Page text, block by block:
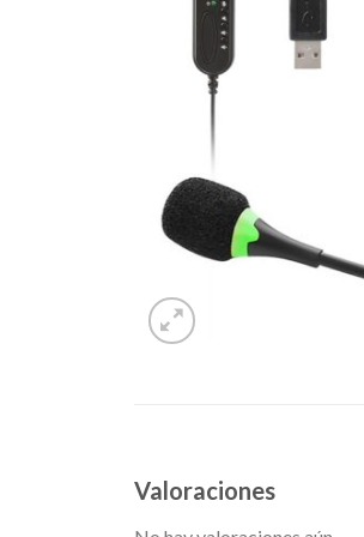
Valoraciones